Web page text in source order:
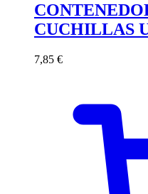
CUCHILLAS
7,85 €